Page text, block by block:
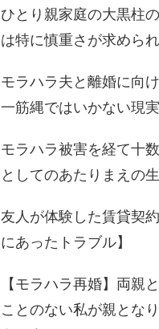
ひとり親家庭の大黒柱
は特に慎重さが求めら
モラハラ夫と離婚に向
一筋縄ではいかない現実
モラハラ被害を経て十
としてのあたりまえの
友人が体験した賃貸契
にあったトラブル】
【モラハラ再婚】両親
ことのない私が親とな